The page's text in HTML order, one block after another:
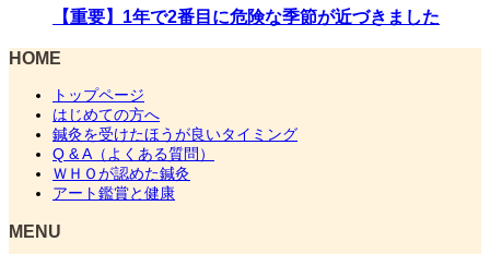
【重要】1年で2番目に危険な季節が近づきました
HOME
トップページ
はじめての方へ
鍼灸を受けたほうが良いタイミング
Q & A（よくある質問）
ＷＨＯが認めた鍼灸
アート鑑賞と健康
MENU